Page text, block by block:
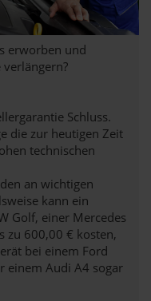
erworben und
Schluss.
die zur heutigen Zeit
technischen
an wichtigen
kann ein
Golf, einer Mercedes
zu 600,00 € kosten,
bei einem Ford
einem Audi A4 sogar